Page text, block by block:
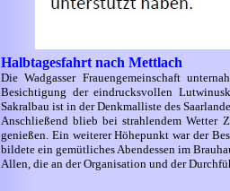
Halbtagesfahrt nach Mettlach
Die Wadgasser Frauengemeinschaft
Besichtigung der eindrucksvollen
Sakralbau ist in der Denkmalliste des
Anschließend blieb bei strahlendem Wetter
genießen. Ein weiterer Höhepunkt war der
bildete ein gemütliches Abendessen im
Allen, die an der Organisation und der